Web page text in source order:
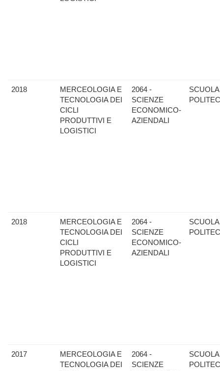
2018
MERCEOLOGIA E
TECNOLOGIA DEI
CICLI
PRODUTTIVI E
LOGISTICI
2064 -
SCIENZE
ECONOMICO-
AZIENDALI
SCUOLA
2018
MERCEOLOGIA E
TECNOLOGIA DEI
CICLI
PRODUTTIVI E
LOGISTICI
2064 -
SCIENZE
ECONOMICO-
AZIENDALI
SCUOLA
2017
MERCEOLOGIA E
TECNOLOGIA DEI
2064 -
SCIENZE
SCUOLA